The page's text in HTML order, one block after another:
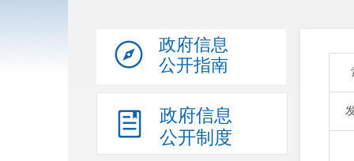
政府信息
公开指南
政府信息
公开制度